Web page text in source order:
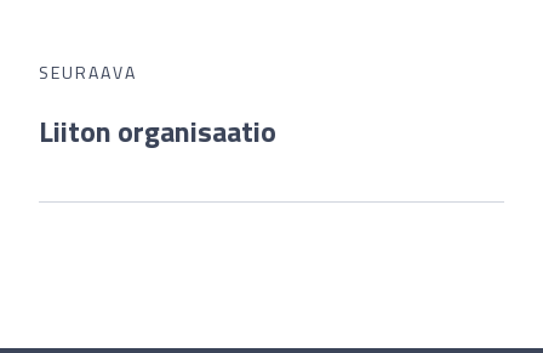
SEURAAVA
Liiton organisaatio